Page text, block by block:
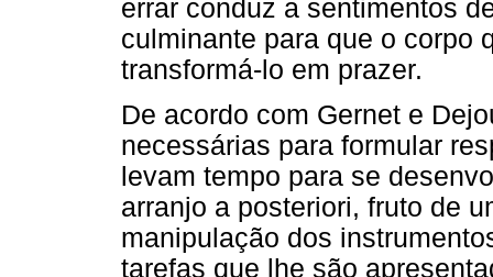
errar conduz a sentimentos
culminante para que o corpo
transformá-lo em prazer.
De acordo com Gernet e
necessárias para formular
levam tempo para se
arranjo a posteriori, fruto de
manipulação dos
tarefas que lhe são